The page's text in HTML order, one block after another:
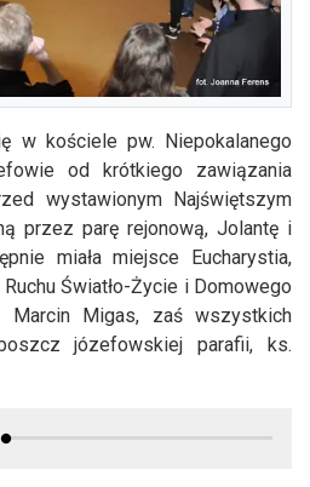
w kościele pw. Niepokalanego
od krótkiego zawiązania
wystawionym Najświętszym
przez parę rejonową, Jolantę i
miała miejsce Eucharystia,
Światło-Życie i Domowego
Marcin Migas, zaś wszystkich
józefowskiej parafii, ks.